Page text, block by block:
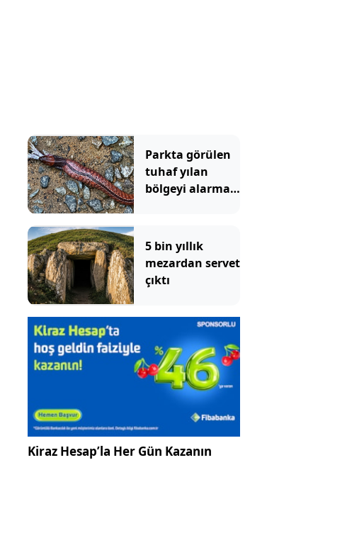
Parkta görülen
tuhaf yılan
bölgeyi alarma
5 bin yıllık
mezardan servet
çıktı
Kiraz Hesap’la Her Gün Kazanın